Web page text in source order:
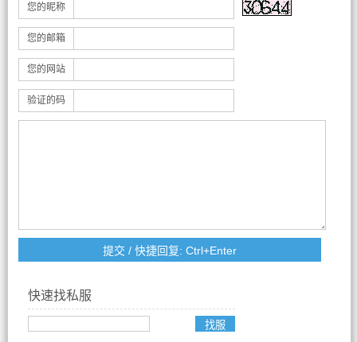
您的昵称
您的邮箱
您的网站
验证的码
快速找私服